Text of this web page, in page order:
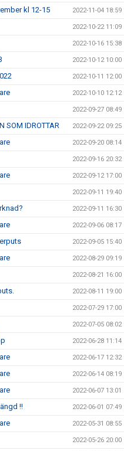
kl 12-15 2022-11-04 18:59
2022-10-22 11:09
2022-10-16 15:38
2022-10-12 10:00
2022-10-11 12:00
2022-10-10 12:12
2022-09-27 08:49
SOM IDROTTAR 2022-09-22 09:25
2022-09-20 08:14
2022-09-16 20:32
2022-09-12 17:00
2022-09-11 19:40
2022-09-11 16:30
2022-09-06 08:17
2022-09-05 15:40
2022-08-29 09:19
2022-08-21 16:00
2022-08-11 19:00
2022-07-29 17:00
2022-07-05 08:02
2022-06-28 11:14
2022-06-17 12:32
2022-06-14 08:19
2022-06-07 13:01
!! 2022-06-01 07:49
2022-05-31 08:55
2022-05-26 20:00